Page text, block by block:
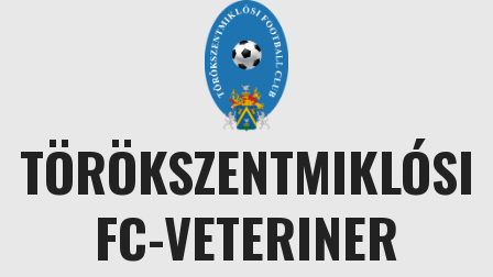
TÖRÖKSZENTMIKLÓSI
FC-VETERINER